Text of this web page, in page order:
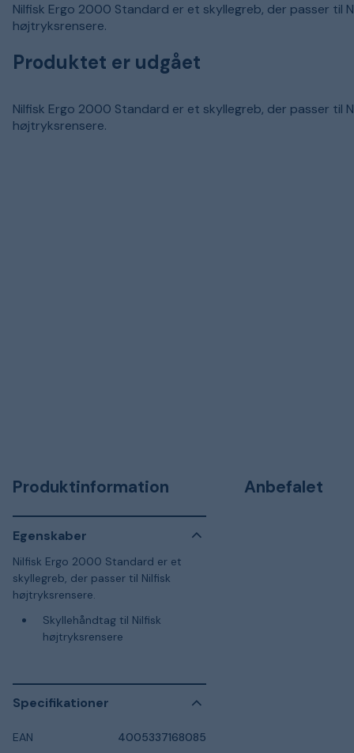
Nilfisk Ergo 2000 Standard er et skyllegreb, der passer til
højtryksrensere.
Produktet er udgået
Nilfisk Ergo 2000 Standard er et skyllegreb, der passer til
højtryksrensere.
Produktinformation
Egenskaber
Nilfisk Ergo 2000 Standard er et
skyllegreb, der passer til Nilfisk
højtryksrensere.
Skyllehåndtag til Nilfisk
højtryksrensere
Specifikationer
EAN 4005337168085
Anbefalet